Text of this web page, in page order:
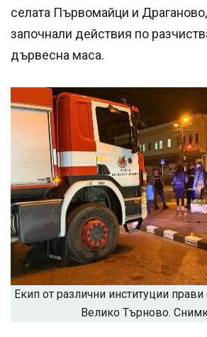
селата Първомайци и
започнали действия по
дървесна маса.
Екип от различни институции
Велико Търново.